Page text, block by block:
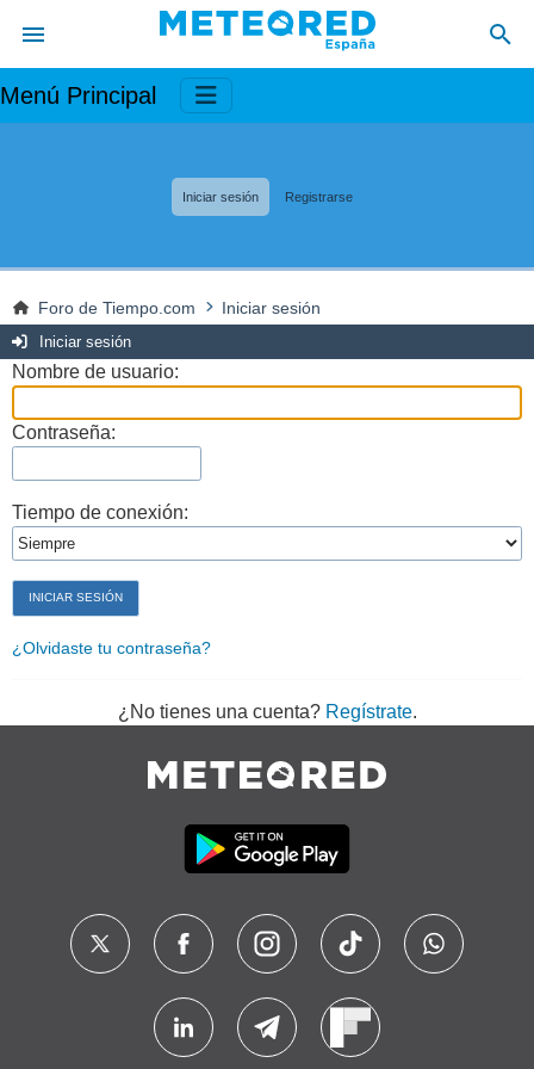
Menú Principal
Iniciar sesión Registrarse
Foro de Tiempo.com Iniciar sesión
Iniciar sesión
Nombre de usuario:
Contraseña:
Tiempo de conexión:
¿Olvidaste tu contraseña?
¿No tienes una cuenta? Regístrate.